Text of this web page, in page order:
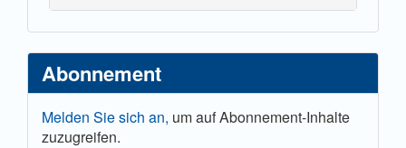
Abonnement
Melden Sie sich an, um auf Abonnement-Inhalte
zuzugreifen.